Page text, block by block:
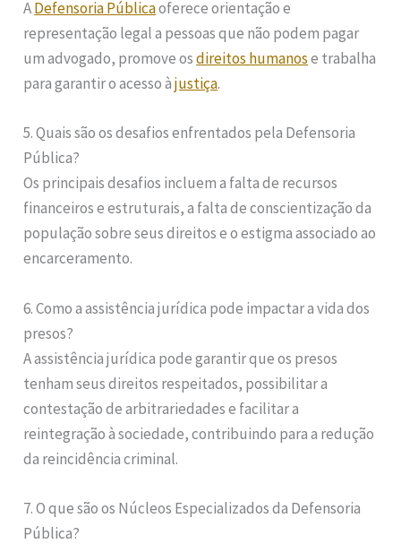
ADefensoria Públicaoferece orientação e
representação legal a pessoas que não podem pagar
um advogado, promove osdireitos humanose trabalha
para garantir o acesso àjustiça.
5. Quais são os desafios enfrentados pela Defensoria
Pública?
Os principais desafios incluem a falta de recursos
financeiros e estruturais, a falta de conscientização da
população sobre seus direitos e o estigma associado ao
encarceramento.
6. Como a assistência jurídica pode impactar a vida dos
presos?
A assistência jurídica pode garantir que os presos
tenham seus direitos respeitados, possibilitar a
contestação de arbitrariedades e facilitar a
reintegração à sociedade, contribuindo para a redução
da reincidência criminal.
7. O que são os Núcleos Especializados da Defensoria
Pública?